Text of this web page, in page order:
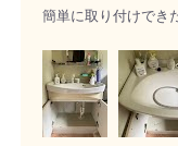
簡単に取り付けでき